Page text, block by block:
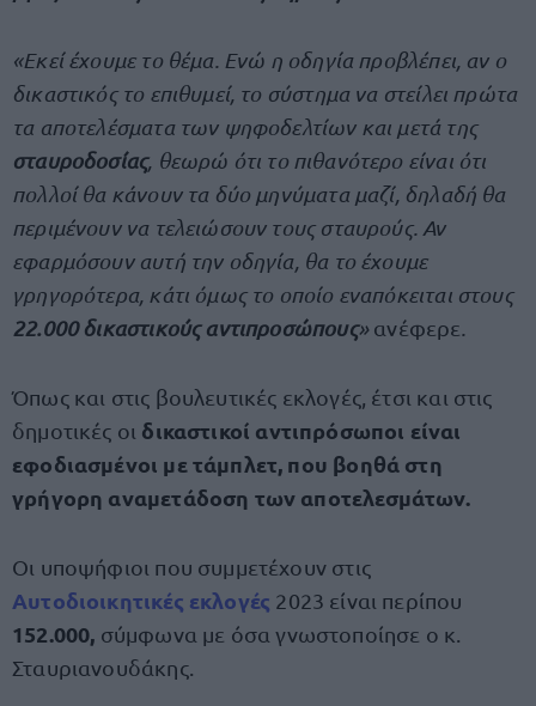
«Εκεί έχουμε το θέμα. Ενώ η οδηγία προβλέπει, αν ο
δικαστικός το επιθυμεί, το σύστημα να στείλει πρώτα
τα αποτελέσματα των ψηφοδελτίων και μετά της
σταυροδοσίας, θεωρώ ότι το πιθανότερο είναι ότι
πολλοί θα κάνουν τα δύο μηνύματα μαζί, δηλαδή θα
περιμένουν να τελειώσουν τους σταυρούς. Αν
εφαρμόσουν αυτή την οδηγία, θα το έχουμε
γρηγορότερα, κάτι όμως το οποίο εναπόκειται στους
22.000 δικαστικούς αντιπροσώπους»ανέφερε.
Όπως και στις βουλευτικές εκλογές, έτσι και στις
δημοτικές οι δικαστικοί αντιπρόσωποι είναι
εφοδιασμένοι με τάμπλετ, που βοηθά στη
γρήγορη αναμετάδοση των αποτελεσμάτων.
Οι υποψήφιοι που συμμετέχουν στις
Αυτοδιοικητικές εκλογές 2023 είναι περίπου
152.000, σύμφωνα με όσα γνωστοποίησε ο κ.
Σταυριανουδάκης.